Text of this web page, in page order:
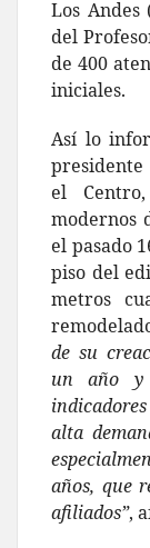
Los
del
de 400
iniciales.
Así lo
presidente
el
modernos
el pasado
piso del
metros
de su
un año y
alta
años, que
afiliados”,